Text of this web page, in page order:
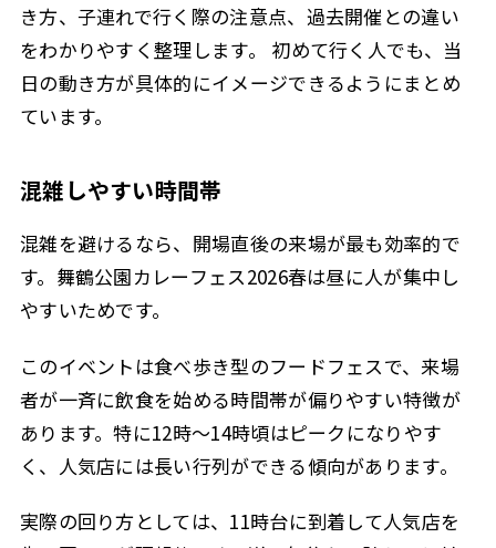
き方、子連れで行く際の注意点、過去開催との違い
をわかりやすく整理します。 初めて行く人でも、当
日の動き方が具体的にイメージできるようにまとめ
ています。
混雑しやすい時間帯
混雑を避けるなら、開場直後の来場が最も効率的で
す。舞鶴公園カレーフェス2026春は昼に人が集中し
やすいためです。
このイベントは食べ歩き型のフードフェスで、来場
者が一斉に飲食を始める時間帯が偏りやすい特徴が
あります。特に12時〜14時頃はピークになりやす
く、人気店には長い行列ができる傾向があります。
実際の回り方としては、11時台に到着して人気店を